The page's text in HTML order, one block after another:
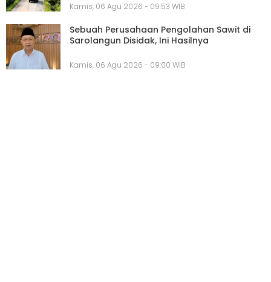
Kamis, 06 Agu 2026 - 09:53 WIB
Sebuah Perusahaan Pengolahan Sawit di
Sarolangun Disidak, Ini Hasilnya
Kamis, 06 Agu 2026 - 09:00 WIB